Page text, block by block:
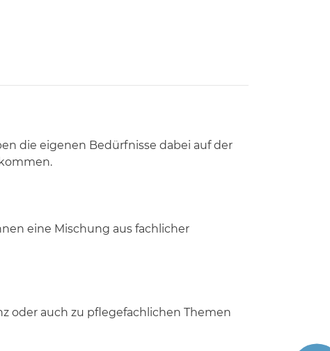
die eigenen Bedürfnisse dabei auf der
eine Mischung aus fachlicher
oder auch zu pflegefachlichen Themen